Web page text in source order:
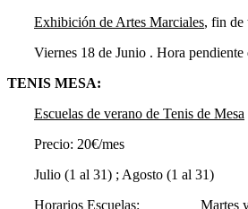
Exhibición de Artes Marciales, fin de
Viernes 18 de Junio . Hora pendiente
TENIS MESA:
Escuelas de verano de Tenis de Mesa
Precio: 20€/mes
Julio (1 al 31) ; Agosto (1 al 31)
Horarios Escuelas: Martes y